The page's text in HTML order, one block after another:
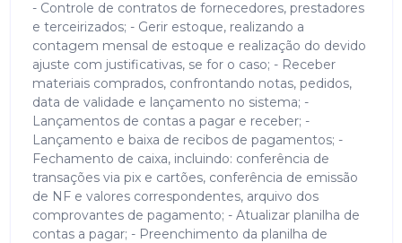
- Controle de contratos de fornecedores, prestadores
e terceirizados; - Gerir estoque, realizando a
contagem mensal de estoque e realização do devido
ajuste com justificativas, se for o caso; - Receber
materiais comprados, confrontando notas, pedidos,
data de validade e lançamento no sistema; -
Lançamentos de contas a pagar e receber; -
Lançamento e baixa de recibos de pagamentos; -
Fechamento de caixa, incluindo: conferência de
transações via pix e cartões, conferência de emissão
de NF e valores correspondentes, arquivo dos
comprovantes de pagamento; - Atualizar planilha de
contas a pagar; - Preenchimento da planilha de